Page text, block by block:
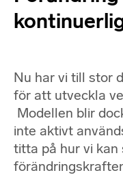
Nu har vi till stor
för att utveckla
Modellen blir
inte aktivt
titta på hur vi kan